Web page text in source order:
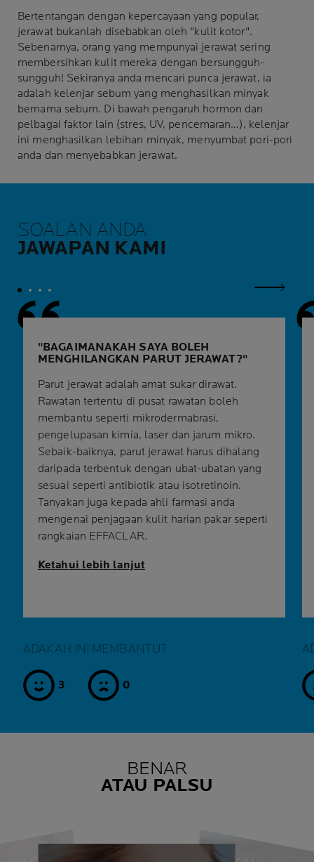
Bertentangan dengan kepercayaan yang popular,
jerawat bukanlah disebabkan oleh "kulit kotor".
Sebenarnya, orang yang mempunyai jerawat sering
membersihkan kulit mereka dengan bersungguh-
sungguh! Sekiranya anda mencari punca jerawat, ia
adalah kelenjar sebum yang menghasilkan minyak
bernama sebum. Di bawah pengaruh hormon dan
pelbagai faktor lain (stres, UV, pencemaran…), kelenjar
ini menghasilkan lebihan minyak, menyumbat pori-pori
anda dan menyebabkan jerawat.
SOALAN ANDA
JAWAPAN KAMI
Panel
BAGAIMANAKAH SAYA BOLEH
MENGHILANGKAN PARUT JERAWAT?
Parut jerawat adalah amat sukar dirawat.
Rawatan tertentu di pusat rawatan boleh
membantu seperti mikrodermabrasi,
pengelupasan kimia, laser dan jarum mikro.
Sebaik-baiknya, parut jerawat harus dihalang
daripada terbentuk dengan ubat-ubatan yang
sesuai seperti antibiotik atau isotretinoin.
Tanyakan juga kepada ahli farmasi anda
mengenai penjagaan kulit harian pakar seperti
rangkaian EFFACLAR.
Ketahui lebih lanjut
ADAKAH INI MEMBANTU?
ya 3 tidak
0
BENAR
ATAU PALSU